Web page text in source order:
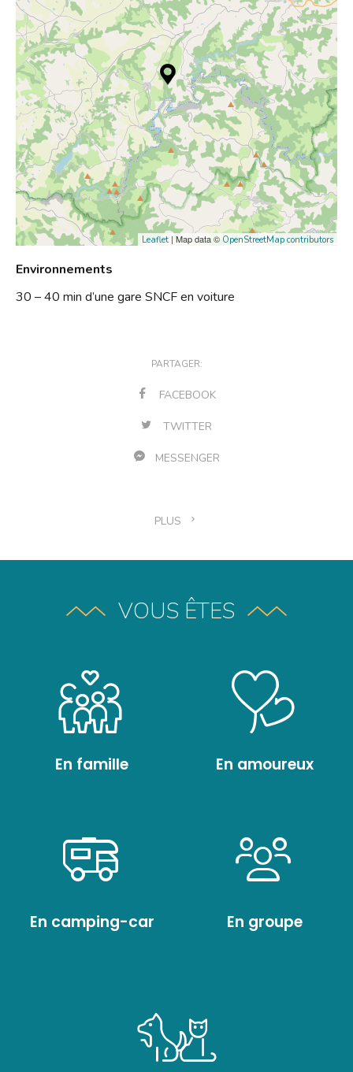
Leaflet | Map data © OpenStreetMap contributors
Environnements
30 – 40 min d’une gare SNCF en voiture
PARTAGER:
FACEBOOK
TWITTER
MESSENGER
PLUS
VOUS ÊTES
En famille En amoureux
En camping-car En groupe